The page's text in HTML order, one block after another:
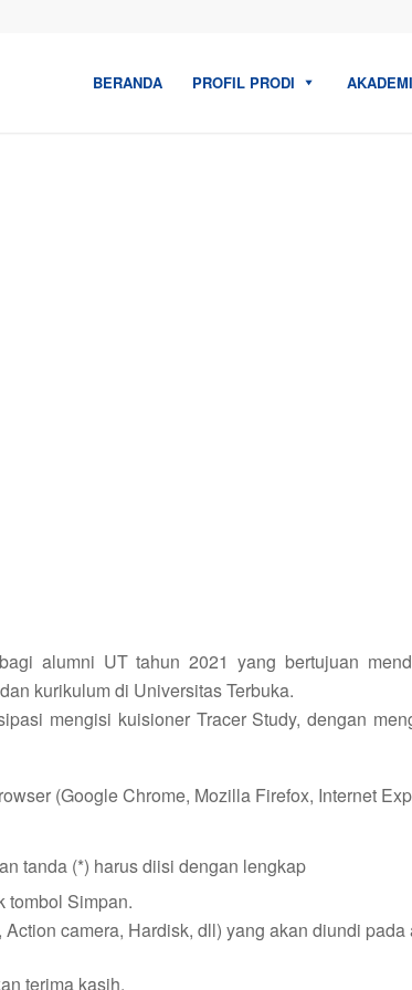
BERANDA PROFIL PRODI
alumni UT tahun 2021 yang bertujuan
kurikulum di Universitas Terbuka.
mengisi kuisioner Tracer Study, dengan
(Google Chrome, Mozilla Firefox, Internet
tanda (*) harus diisi dengan lengkap
tombol Simpan.
camera, Hardisk, dll) yang akan diundi pada
terima kasih.